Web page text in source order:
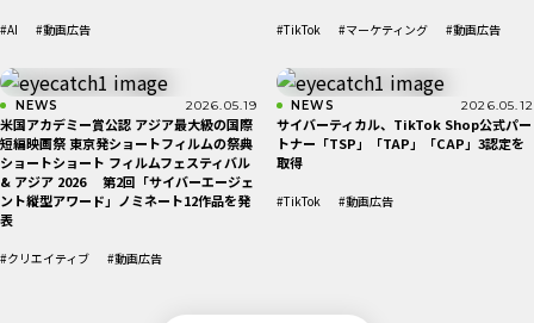
#AI #動画広告 #TikTok #マーケティング #動画広告
NEWS 2026.05.19
米国アカデミー賞公認 アジア最大級の国際
短編映画祭 東京発ショートフィルムの祭典
ショートショート フィルムフェスティバル
& アジア 2026 第2回「サイバーエージェ
ント縦型アワード」ノミネート12作品を発
表
#クリエイティブ #動画広告
NEWS 2026.05.12
サイバーティカル、TikTok Shop公式パー
トナー「TSP」「TAP」「CAP」3認定を
取得
#TikTok #動画広告